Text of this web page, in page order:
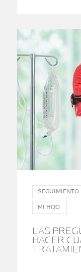
SEGUIMIENTO
MI HIJO
LAS
HACER